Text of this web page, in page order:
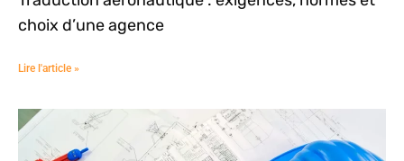
choix d’une agence
Lire l'article »